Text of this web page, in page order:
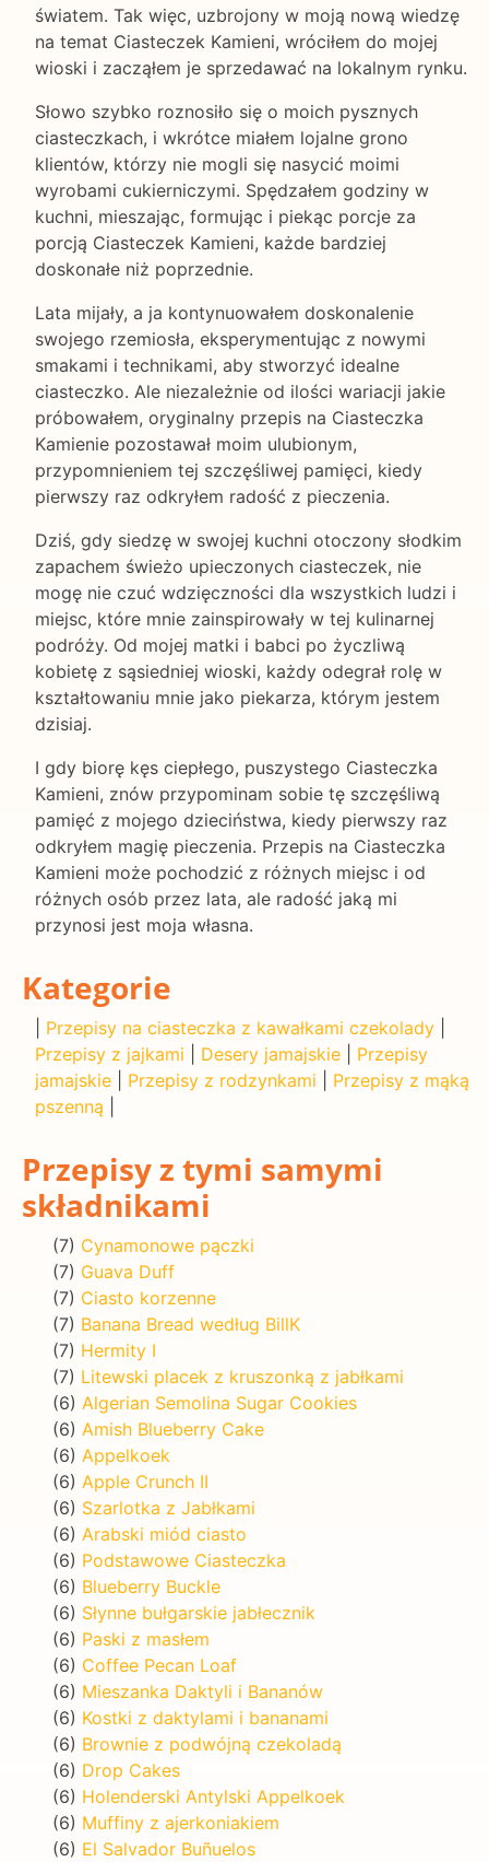
światem. Tak więc, uzbrojony w moją nową wiedzę
na temat Ciasteczek Kamieni, wróciłem do mojej
wioski i zacząłem je sprzedawać na lokalnym rynku.
Słowo szybko roznosiło się o moich pysznych
ciasteczkach, i wkrótce miałem lojalne grono
klientów, którzy nie mogli się nasycić moimi
wyrobami cukierniczymi. Spędzałem godziny w
kuchni, mieszając, formując i piekąc porcje za
porcją Ciasteczek Kamieni, każde bardziej
doskonałe niż poprzednie.
Lata mijały, a ja kontynuowałem doskonalenie
swojego rzemiosła, eksperymentując z nowymi
smakami i technikami, aby stworzyć idealne
ciasteczko. Ale niezależnie od ilości wariacji jakie
próbowałem, oryginalny przepis na Ciasteczka
Kamienie pozostawał moim ulubionym,
przypomnieniem tej szczęśliwej pamięci, kiedy
pierwszy raz odkryłem radość z pieczenia.
Dziś, gdy siedzę w swojej kuchni otoczony słodkim
zapachem świeżo upieczonych ciasteczek, nie
mogę nie czuć wdzięczności dla wszystkich ludzi i
miejsc, które mnie zainspirowały w tej kulinarnej
podróży. Od mojej matki i babci po życzliwą
kobietę z sąsiedniej wioski, każdy odegrał rolę w
kształtowaniu mnie jako piekarza, którym jestem
dzisiaj.
I gdy biorę kęs ciepłego, puszystego Ciasteczka
Kamieni, znów przypominam sobie tę szczęśliwą
pamięć z mojego dzieciństwa, kiedy pierwszy raz
odkryłem magię pieczenia. Przepis na Ciasteczka
Kamieni może pochodzić z różnych miejsc i od
różnych osób przez lata, ale radość jaką mi
przynosi jest moja własna.
Kategorie
Przepisy na ciasteczka z kawałkami czekolady
Przepisy z jajkami
Desery jamajskie
Przepisy
jamajskie
Przepisy z rodzynkami
Przepisy z mąką
pszenną
Przepisy z tymi samymi
składnikami
(7) Cynamonowe pączki
(7) Guava Duff
(7) Ciasto korzenne
(7) Banana Bread według BillK
(7) Hermity I
(7) Litewski placek z kruszonką z jabłkami
(6) Algerian Semolina Sugar Cookies
(6) Amish Blueberry Cake
(6) Appelkoek
(6) Apple Crunch II
(6) Szarlotka z Jabłkami
(6) Arabski miód ciasto
(6) Podstawowe Ciasteczka
(6) Blueberry Buckle
(6) Słynne bułgarskie jabłecznik
(6) Paski z masłem
(6) Coffee Pecan Loaf
(6) Mieszanka Daktyli i Bananów
(6) Kostki z daktylami i bananami
(6) Brownie z podwójną czekoladą
(6) Drop Cakes
(6) Holenderski Antylski Appelkoek
(6) Muffiny z ajerkoniakiem
(6) El Salvador Buñuelos